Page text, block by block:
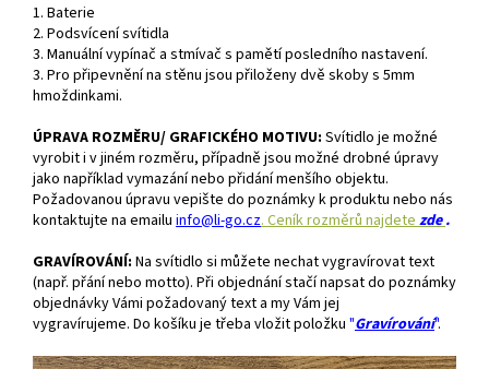
1. Baterie
2. Podsvícení svítidla
3. Manuální vypínač a stmívač s pamětí posledního nastavení.
3. Pro připevnění na stěnu jsou přiloženy dvě skoby s 5mm
hmoždinkami.
ÚPRAVA ROZMĚRU/ GRAFICKÉHO MOTIVU: Svítidlo je možné
vyrobit i v jiném rozměru, případně jsou možné drobné úpravy
jako například vymazání nebo přidání menšího objektu.
Požadovanou úpravu vepište do poznámky k produktu nebo nás
kontaktujte na emailu info@li-go.cz. Ceník rozměrů najdete zde .
GRAVÍROVÁNÍ: Na svítidlo si můžete nechat vygravírovat text
(např. přání nebo motto). Při objednání stačí napsat do poznámky
objednávky Vámi požadovaný text a my Vám jej
vygravírujeme. Do košíku je třeba vložit položku "Gravírování".